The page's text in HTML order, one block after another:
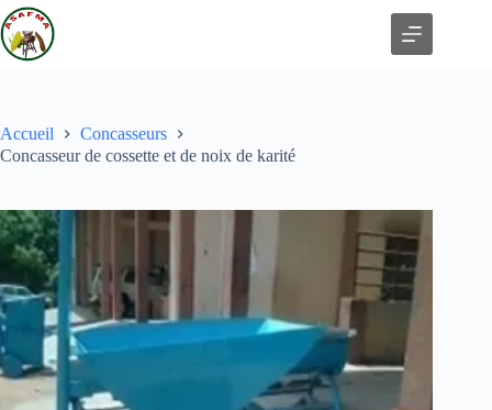
Accueil
Concasseurs
Concasseur de cossette et de noix de karité